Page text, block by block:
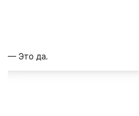
— Это да.